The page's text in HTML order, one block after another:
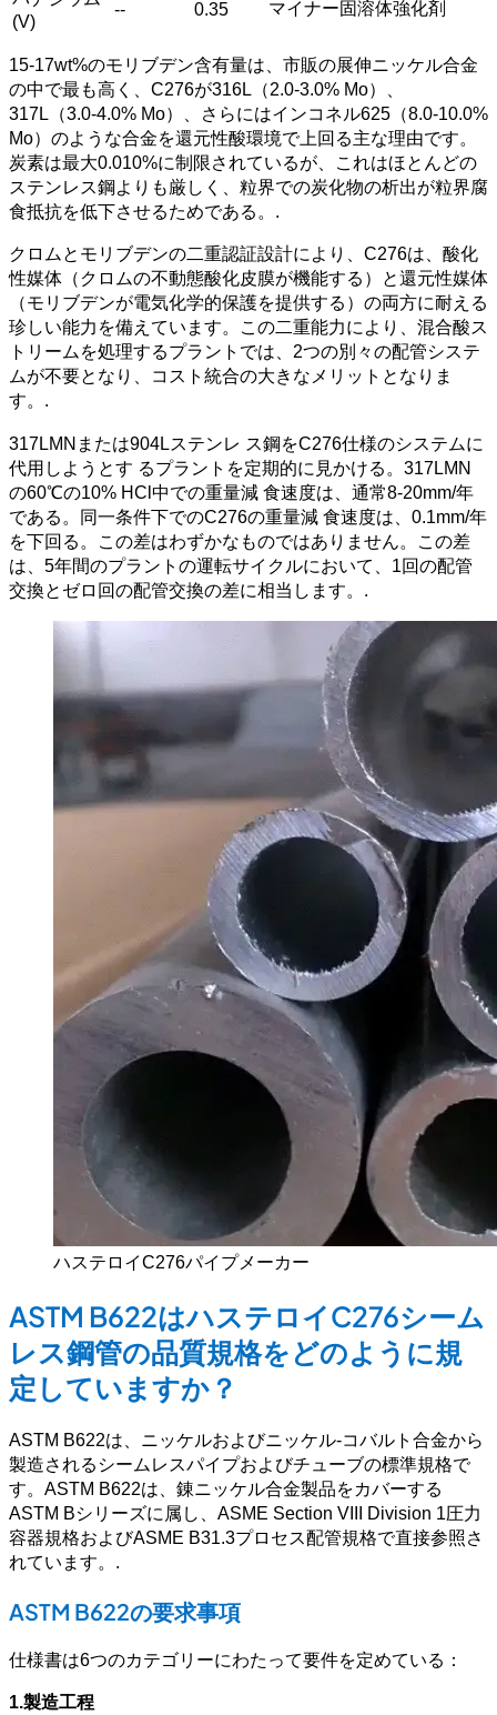
(V)
-- 0.35 マイナー固溶体強化剤
15-17wt%のモリブデン含有量は、市販の展伸ニッケル合金
の中で最も高く、C276が316L（2.0-3.0% Mo）、
317L（3.0-4.0% Mo）、さらにはインコネル625（8.0-10.0%
Mo）のような合金を還元性酸環境で上回る主な理由です。
炭素は最大0.010%に制限されているが、これはほとんどの
ステンレス鋼よりも厳しく、粒界での炭化物の析出が粒界腐
食抵抗を低下させるためである。.
クロムとモリブデンの二重認証設計により、C276は、酸化
性媒体（クロムの不動態酸化皮膜が機能する）と還元性媒体
（モリブデンが電気化学的保護を提供する）の両方に耐える
珍しい能力を備えています。この二重能力により、混合酸ス
トリームを処理するプラントでは、2つの別々の配管システ
ムが不要となり、コスト統合の大きなメリットとなりま
す。.
317LMNまたは904Lステンレ ス鋼をC276仕様のシステムに
代用しようとす るプラントを定期的に見かける。317LMN
の60℃の10% HCl中での重量減 食速度は、通常8-20mm/年
である。同一条件下でのC276の重量減 食速度は、0.1mm/年
を下回る。この差はわずかなものではありません。この差
は、5年間のプラントの運転サイクルにおいて、1回の配管
交換とゼロ回の配管交換の差に相当します。.
ハステロイC276パイプメーカー
ASTM B622はハステロイC276シーム
レス鋼管の品質規格をどのように規
定していますか？
ASTM B622は、ニッケルおよびニッケル-コバルト合金から
製造されるシームレスパイプおよびチューブの標準規格で
す。ASTM B622は、錬ニッケル合金製品をカバーする
ASTM Bシリーズに属し、ASME Section VIII Division 1圧力
容器規格およびASME B31.3プロセス配管規格で直接参照さ
れています。.
ASTM B622の要求事項
仕様書は6つのカテゴリーにわたって要件を定めている：
1.製造工程